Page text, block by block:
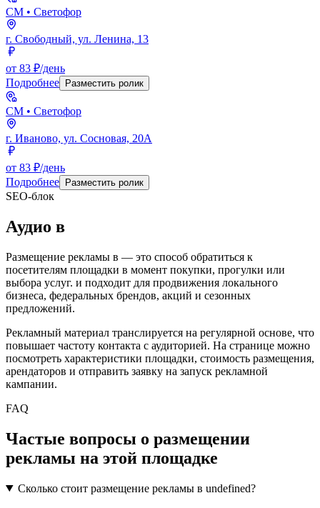
СМ • Светофор
г. Свободный, ул. Ленина, 13
от 83 ₽/день
Подробнее
Разместить ролик
СМ • Светофор
г. Иваново, ул. Сосновая, 20А
от 83 ₽/день
Подробнее
Разместить ролик
SEO-блок
Аудио в
Размещение рекламы в — это способ обратиться к
посетителям площадки в момент покупки, прогулки или
выбора услуг. и подходит для продвижения локального
бизнеса, федеральных брендов, акций и сезонных
предложений.
Рекламный материал транслируется на регулярной основе, что
повышает частоту контакта с аудиторией. На странице можно
посмотреть характеристики площадки, стоимость размещения,
арендаторов и отправить заявку на запуск рекламной
кампании.
FAQ
Частые вопросы о размещении
рекламы на этой площадке
Сколько стоит размещение рекламы в undefined?